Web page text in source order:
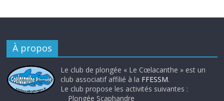
À propos
Le club de plongée « Le Cœlacanthe » est un
club associatif affilié à la FFESSM.
Le club propose les activités suivantes :
Plongée Scaphandre